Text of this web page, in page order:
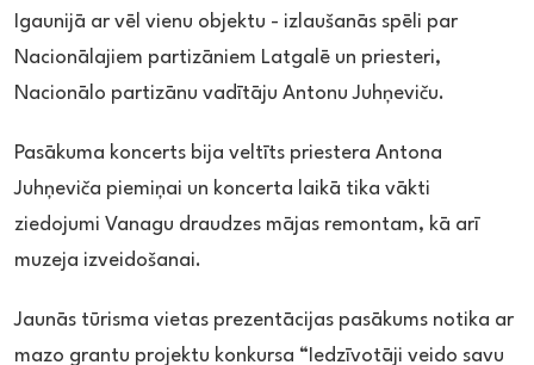
Igaunijā ar vēl vienu objektu - izlaušanās spēli par
Nacionālajiem partizāniem Latgalē un priesteri,
Nacionālo partizānu vadītāju Antonu Juhņeviču.
Pasākuma koncerts bija veltīts priestera Antona
Juhņeviča piemiņai un koncerta laikā tika vākti
ziedojumi Vanagu draudzes mājas remontam, kā arī
muzeja izveidošanai.
Jaunās tūrisma vietas prezentācijas pasākums notika ar
mazo grantu projektu konkursa “Iedzīvotāji veido savu